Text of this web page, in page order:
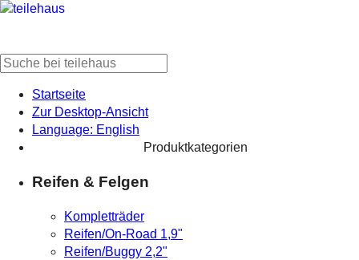
Startseite
Zur Desktop-Ansicht
Language: English
Produktkategorien
Reifen & Felgen
Kompletträder
Reifen/On-Road 1,9"
Reifen/Buggy 2,2"